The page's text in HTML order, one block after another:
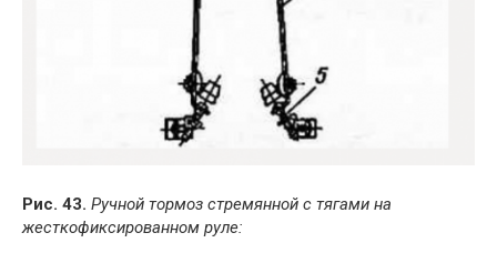
Рис. 43. Ручной тормоз стремянной с тягами на
жесткофиксированном руле: